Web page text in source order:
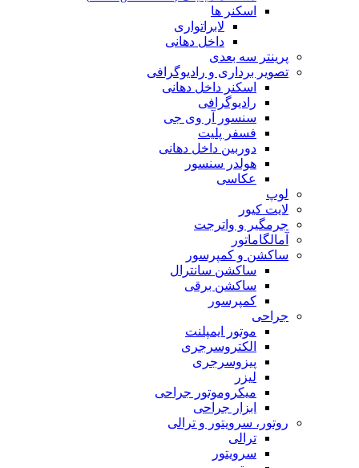
اسکنر ها
لابراتواری
داخل دهانی
پرینتر سه بعدی
تصویر برداری و رادیوگرافی
اسکنر داخل دهانی
رادیوگرافی
سنسور آر وی جی
فسفر پلیت
دوربین داخل دهانی
هولدر سنسور
عکاسی
لوپ
لایت کیور
جرمگیر و واترجت
آمالگاماتور
ساکشن و کمپرسور
ساکشن سانترال
ساکشن برقی
کمپرسور
جراحی
موتور ایمپلنت
الکتروسرجری
پیزوسرجری
لیزر
میکروموتور جراحی
ابزار جراحی
روتور، سرویتور و ترالی
ترالی
سرویتور